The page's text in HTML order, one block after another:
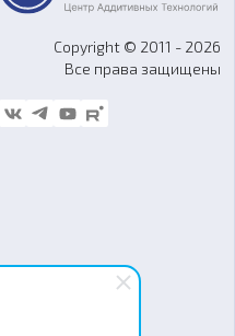
Copyright © 2011 - 2026
Все права защищены